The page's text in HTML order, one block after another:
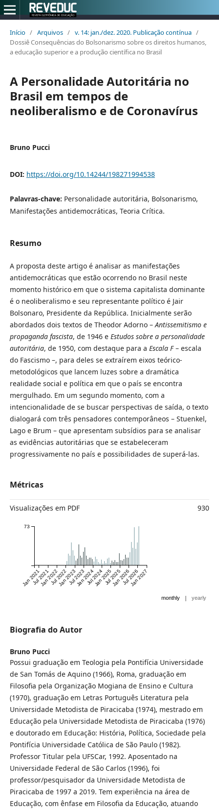
Início / Arquivos / v. 14: jan./dez. 2020. Publicação contínua /
Dossiê Consequências do Bolsonarismo sobre os direitos humanos,
a educação superior e a produção científica no Brasil
A Personalidade Autoritária no
Brasil em tempos de
neoliberalismo e de Coronavírus
Bruno Pucci
DOI: https://doi.org/10.14244/198271994538
Palavras-chave: Personalidade autoritária, Bolsonarismo,
Manifestações antidemocráticas, Teoria Crítica.
Resumo
A proposta deste artigo é analisar as manifestações
antidemocráticas que estão ocorrendo no Brasil neste
momento histórico em que o sistema capitalista dominante
é o neoliberalismo e seu representante político é Jair
Bolsonaro, Presidente da República. Inicialmente serão
abordados dois textos de Theodor Adorno –Antissemitismo e
propaganda fascista, de 1946 e Estudos sobre a personalidade
autoritária, de 1950, com destaque para a Escala F– escala
do Fascismo –, para deles se extraírem eixos teórico-
metodológicos que lancem luzes sobre a dramática
realidade social e política em que o país se encontra
mergulhado. Em um segundo momento, com a
intencionalidade de se buscar perspectivas de saída, o texto
dialogará com três pensadores contemporâneos – Stuenkel,
Lago e Brum – que apresentam subsídios para se analisar
as evidências autoritárias que se estabeleceram
progressivamente no país e possibilidades de superá-las.
Métricas
Visualizações em PDF 930
Jan 2021Jul 2021
Jan 2022Jul 2022
Jan 2023Jul 2023
Jan 2024Jul 2024
Jan 2025Jul 2025
Jan 2026Jul 2026
Jan 2027
73
monthly | yearly
Biografia do Autor
Bruno Pucci
Possui graduação em Teologia pela Pontifícia Universidade
de San Tomás de Aquino (1966), Roma, graduação em
Filosofia pela Organização Mogiana de Ensino e Cultura
(1970), graduação em Letras Português Literatura pela
Universidade Metodista de Piracicaba (1974), mestrado em
Educação pela Universidade Metodista de Piracicaba (1976)
e doutorado em Educação: História, Política, Sociedade pela
Pontifícia Universidade Católica de São Paulo (1982).
Professor Titular pela UFSCar, 1992. Aposentado na
Universidade Federal de São Carlos (1996), foi
professor/pesquisador da Universidade Metodista de
Piracicaba de 1997 a 2019. Tem experiência na área de
Educação, com ênfase em Filosofia da Educação, atuando